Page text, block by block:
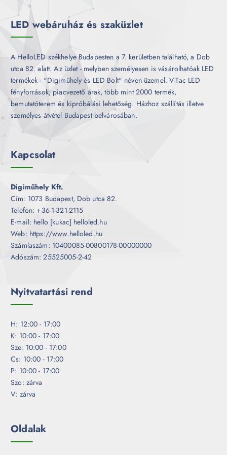
LED webáruház és szaküzlet
A HelloLED székhelye Budapesten a 7. kerületben található, a Dob
utca 82. alatt. Az üzlet - melyben személyesen is vásárolhatóak LED
termékek - "Digiműhely és LED Bolt" néven üzemel. V-Tac LED
fényforrások, piacvezető árak, több mint 2000 termék,
bemutatóterem és kipróbálási lehetőség. Házhoz szállítás illetve
személyes átvétel Budapest belvárosában.
Kapcsolat
Digiműhely Kft.
Cím: 1073 Budapest, Dob utca 82.
Telefon: +36-1-321-2115
E-mail: hello [kukac] helloled.hu
Web: https://www.helloled.hu
Számlaszám: 10400085-00800178-00000000
Adószám: 25525005-2-42
Nyitvatartási rend
H: 12:00 - 17:00
K: 10:00 - 17:00
Sze: 10:00 - 17:00
Cs: 10:00 - 17:00
P: 10:00 - 17:00
Szo: zárva
V: zárva
Oldalak